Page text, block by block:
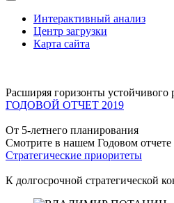
Интерактивный анализ
Центр загрузки
Карта сайта
Расширяя горизонты устойчивого
ГОДОВОЙ ОТЧЕТ 2019
От 5-летнего планирования
Смотрите в нашем Годовом отчете
Стратегические приоритеты
К долгосрочной стратегической